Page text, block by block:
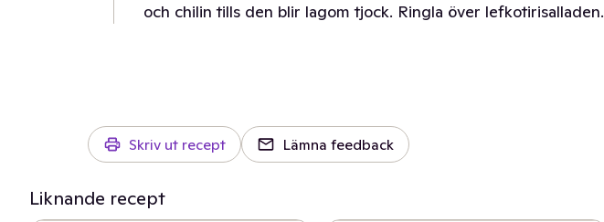
och chilin tills den blir lagom tjock. Ringla över lefkotirisalladen.
Skriv ut recept Lämna feedback
Liknande recept